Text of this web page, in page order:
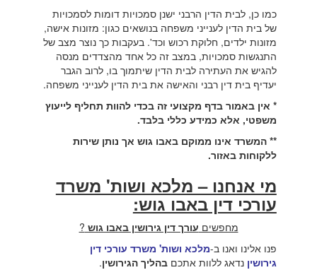
כמו כן, לבית הדין הרבני ישנן סמכויות דומות לסמכויות
של בית הדין לענייני משפחה בנושאים כגון: מזונות אישה,
מזונות ילדים, חלוקת רכוש וכד'. בעקבות כך נוצר מצב של
התנגשות סמכויות, במצב זה כל אחד מהצדדים מנסה
להגיש את העתירה לבית הדין שיתמוך בו, לרוב הגבר
יעדיף בית דין רבני והאישה את בית הדין לענייני משפחה.
* אין באמור בדף מקצועי זה בכדי להוות תחליף לייעוץ
משפטי, אלא כמידע כללי בלבד.
** המשרד אינו ממוקם באבו גוש אך נותן שירות
ללקוחות באזור.
מי אנחנו – מלכא ושות' משרד
עורכי דין באבו גוש:
מחפשים עורך דין גירושין באבו גוש ?
פנו אלינו ואנו ב-מלכא ושות' משרד עורכי דין
גירושין נדאג ללוות אתכםבהליך הגירושין.